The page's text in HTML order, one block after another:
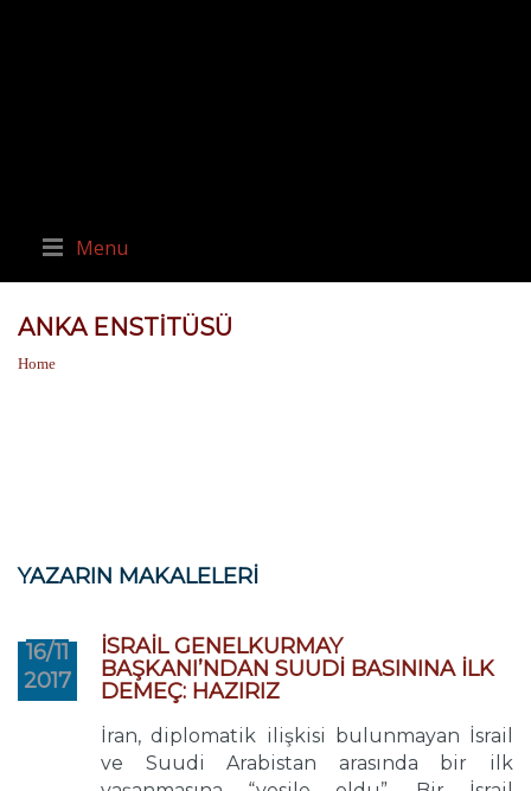
Menu
ANKA ENSTITÜSÜ
Home
YAZARIN MAKALELERİ
16/11
2017
İSRAİL GENELKURMAY
BAŞKANI’NDAN SUUDİ BASININA İLK
DEMEÇ: HAZIRIZ
İran, diplomatik ilişkisi bulunmayan İsrail
ve Suudi Arabistan arasında bir ilk